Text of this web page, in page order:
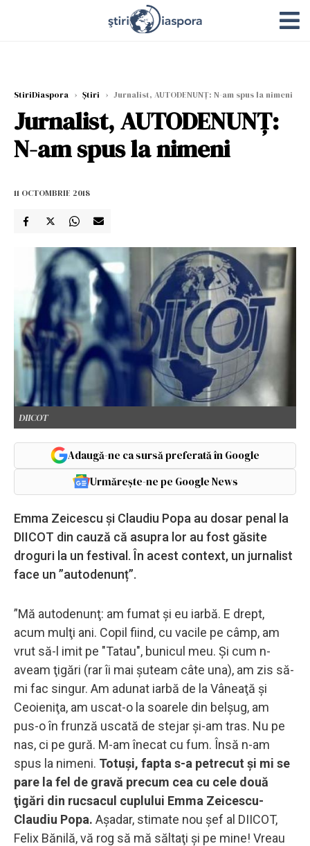
StiriDiaspora › Știri › Jurnalist, AUTODENUNȚ: N-am spus la nimeni
Jurnalist, AUTODENUNȚ:
N-am spus la nimeni
11 OCTOMBRIE 2018
DIICOT
Adaugă-ne ca sursă preferată în Google
Urmărește-ne pe Google News
Emma Zeicescu și Claudiu Popa au dosar penal la
DIICOT din cauză că asupra lor au fost găsite
droguri la un festival. În acest context, un jurnalist
face un ”autodenunț”.
”Mă autodenunţ: am fumat şi eu iarbă. E drept,
acum mulţi ani. Copil fiind, cu vacile pe câmp, am
vrut să-l imit pe "Tatau", bunicul meu. Şi cum n-
aveam ţigări (rar îi mai şuteam câte una), am zis să-
mi fac singur. Am adunat iarbă de la Vâneaţă şi
Ceoieniţa, am uscat-o la soarele din belşug, am
pus-o în frunză uscată de stejar şi-am tras. Nu pe
nas, ci pe gură. M-am înecat cu fum. Însă n-am
spus la nimeni. Totuşi, fapta s-a petrecut şi mi se
pare la fel de gravă precum cea cu cele două
ţigări din rucsacul cuplului Emma Zeicescu-
Claudiu Popa. Aşadar, stimate nou şef al DIICOT,
Felix Bănilă, vă rog să mă săltaţi şi pe mine! Vreau